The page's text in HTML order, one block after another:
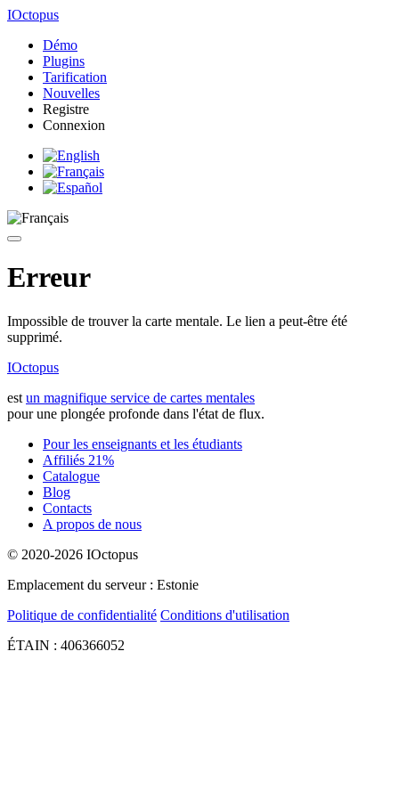
IOctopus
Démo
Plugins
Tarification
Nouvelles
Registre
Connexion
Erreur
Impossible de trouver la carte mentale. Le lien a peut-être été
supprimé.
IOctopus
est un magnifique service de cartes mentales
pour une plongée profonde dans l'état de flux.
Pour les enseignants et les étudiants
Affiliés 21%
Catalogue
Blog
Contacts
A propos de nous
© 2020-2026 IOctopus
Emplacement du serveur : Estonie
Politique de confidentialité Conditions d'utilisation
ÉTAIN : 406366052